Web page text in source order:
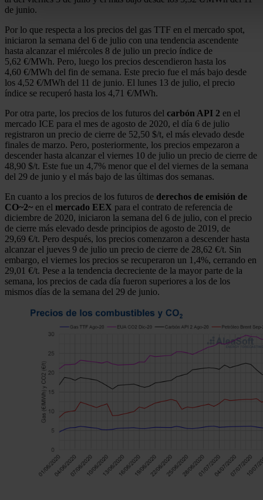
Obtenga más información sobre cómo se procesan sus
Puede cambiar o retirar su consentimiento en cualquier
la Declaración de cookies.
Las cookies de este sitio web se usan para personalizar el
y los anuncios, ofrecer funciones de redes sociales y
sitio web con nuestros partners de redes sociales,
análisis web, quienes pueden combinarla con otra
haya proporcionado o que hayan recopilado a partir del uso
hecho de sus servicios.
de junio.
Por lo que respecta a los precios del gas TTF en el mercado spot,
iniciaron la semana del 6 de julio con una tendencia ascendente
hasta alcanzar el miércoles 8 de julio un precio índice de
5,62 €/MWh. Pero, luego los precios descendieron hasta los
4,60 €/MWh del fin de semana. Este precio fue el más bajo desde
los 4,52 €/MWh del 11 de junio. El lunes 13 de julio, el precio
índice se recuperó hasta los 4,71 €/MWh.
Por otra parte, los precios de los futuros del carbón API 2 en el
mercado ICE para el mes de agosto de 2020, el día 6 de julio
registraron un precio de cierre de 52,50 $/t, el más elevado desde
finales de marzo. Pero, posteriormente, los precios empezaron a
descender hasta alcanzar el viernes 10 de julio un precio de cierre de
48,90 $/t. Este fue un 4,7% menor que el del viernes de la semana
del 29 de junio y el más bajo de las últimas dos semanas.
En cuanto a los precios de los futuros de derechos de emisión de
CO~2~ en el mercado EEX para el contrato de referencia de
diciembre de 2020, iniciaron la semana del 6 de julio, con el precio
de cierre más elevado desde principios de agosto de 2019, de
29,69 €/t. Pero después, los precios comenzaron a descender hasta
alcanzar el jueves 9 de julio un precio de cierre de 28,62 €/t. Sin
embargo, el viernes los precios se recuperaron un 1,4%, cerrando en
29,01 €/t. Pese a la tendencia decreciente de la mayor parte de la
semana, los precios de cada día fueron superiores a los de los
mismos días de la semana del 29 de junio.